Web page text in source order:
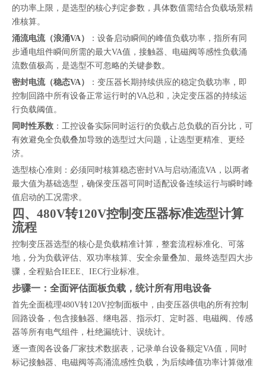
的功率上限，是选型的核心判定参数，具体数值需结合负载场景精
准核算。
涌流电流（浪涌VA）
：设备启动瞬间的峰值负载功率，指所有同
步通电组件瞬间所需的最大VA值，接触器、电磁阀等感性负载涌
流数值极高，是选型不可忽略的关键参数。
密封电流（稳态VA）
：变压器长期持续供应的稳定负载功率，即
控制回路中所有设备正常运行时的VA总和，决定变压器的持续运
行负载阈值。
同时性系数 ：工控设备实际同时运行的负载占总负载的百分比，可
有效避免全负载叠加导致的选型过大问题，让选型更精准、更经
济。
选型核心准则：必须同时核算稳态密封VA与启动涌流VA，以两者
最大值为基础选型，确保变压器可同时适配设备连续运行与瞬时峰
值启动的工况需求。
四、480V转120V控制变压器标准选型计算
流程
控制变压器选型的核心是负载精准计算，整套流程标准化、可落
地，分为负载评估、双功率核算、安全余量叠加、最终选型四大步
骤，全程贴合IEEE、IEC行业标准。
步骤一：全面评估面板负载，统计所有用电设备
首先全面梳理480V转120V控制面板中，由变压器供电的所有控制
回路设备，包含接触器、继电器、指示灯、定时器、电磁阀、传感
器等所有电气组件，杜绝漏统计、误统计。
逐一查阅各设备厂家技术数据表，记录单台设备额定VA值，同时
标记接触器、电磁阀等高涌流感性负载，为后续峰值功率计算做准